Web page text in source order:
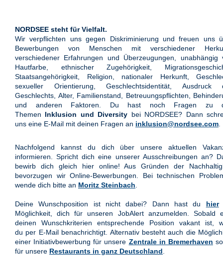
NORDSEE steht für Vielfalt.
Wir verpflichten uns gegen Diskriminierung und freuen uns
Bewerbungen von Menschen mit verschiedener
verschiedener Erfahrungen und Überzeugungen, unabhängig
Hautfarbe, ethnischer Zugehörigkeit,
Staatsangehörigkeit, Religion, nationaler Herkunft,
sexueller Orientierung, Geschlechtsidentität, Ausdruck
Geschlechts, Alter, Familienstand, Betreuungspflichten,
und anderen Faktoren. Du hast noch Fragen zu
Themen Inklusion und Diversity bei NORDSEE? Dann
uns eine E-Mail mit deinen Fragen an inklusion@nordsee.com
Nachfolgend kannst du dich über unsere aktuellen
informieren. Spricht dich eine unserer Ausschreibungen an?
bewirb dich gleich hier online! Aus Gründen der
bevorzugen wir Online-Bewerbungen. Bei technischen
wende dich bitte an Moritz Steinbach
Deine Wunschposition ist nicht dabei? Dann hast du hier
Möglichkeit, dich für unseren JobAlert anzumelden. Sobald
deinen Wunschkriterien entsprechende Position vakant ist,
du per E-Mail benachrichtigt. Alternativ besteht auch die
einer Initiativbewerbung für unsere Zentrale in Bremerhaven
für unsere Restaurants in ganz Deutschland